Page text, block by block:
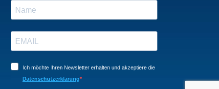
Ich möchte Ihren Newsletter erhalten und akzeptiere die
Datenschutzerklärung